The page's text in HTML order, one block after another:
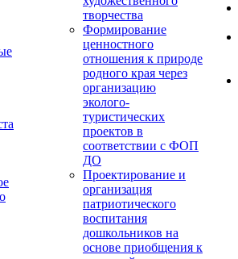
творчества
Формирование
ценностного
отношения к природе
родного края через
организацию
эколого-
туристических
проектов в
соответствии с ФОП
ДО
Проектирование и
организация
патриотического
воспитания
дошкольников на
основе приобщения к